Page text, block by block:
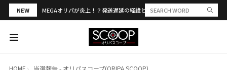
NEW MEGAオリパが炎上！？発送遅延の経緯と評判・当選報告を解説
HOME 当選報告 - オリパスコープ(ORIPA SCOOP)